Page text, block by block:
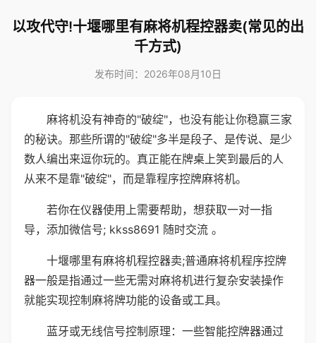
以攻代守!十堰哪里有麻将机程控器卖(常见的出
千方式)
发布时间：2026年08月10日
麻将机没有神奇的"破绽"，也没有能让你稳赢三家
的秘诀。那些所谓的"破绽"多半是段子、是传说、是少
数人编出来逗你玩的。真正能在牌桌上笑到最后的人
从来不是靠"破绽"，而是靠程序控牌麻将机。
若你在仪器使用上需要帮助，想获取一对一指
导，添加微信号; kkss8691 随时交流 。
十堰哪里有麻将机程控器卖;普通麻将机程序控牌
器一般是指通过一些无需对麻将机进行复杂安装操作
就能实现控制麻将牌功能的设备或工具。
蓝牙或无线信号控制原理：一些智能控牌器通过